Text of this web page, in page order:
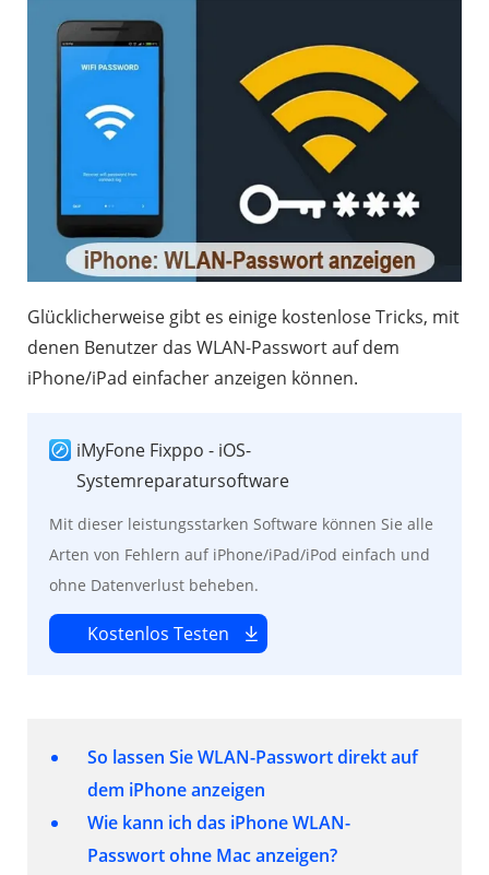
Glücklicherweise gibt es einige kostenlose Tricks, mit
denen Benutzer das WLAN-Passwort auf dem
iPhone/iPad einfacher anzeigen können.
iMyFone Fixppo - iOS-
Systemreparatursoftware
Mit dieser leistungsstarken Software können Sie alle
Arten von Fehlern auf iPhone/iPad/iPod einfach und
ohne Datenverlust beheben.
Kostenlos Testen
So lassen Sie WLAN-Passwort direkt auf
dem iPhone anzeigen
Wie kann ich das iPhone WLAN-
Passwortohne Macanzeigen?